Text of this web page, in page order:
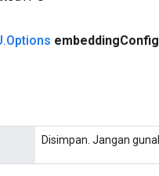
.Options embeddingConfig
Disimpan. Jangan